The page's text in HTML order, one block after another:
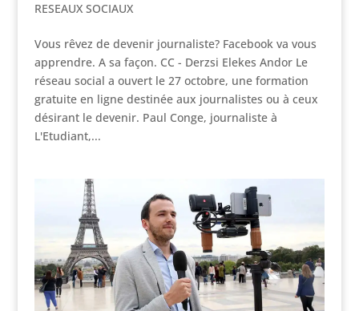
RESEAUX SOCIAUX
Vous rêvez de devenir journaliste? Facebook va vous
apprendre. A sa façon. CC - Derzsi Elekes Andor Le
réseau social a ouvert le 27 octobre, une formation
gratuite en ligne destinée aux journalistes ou à ceux
désirant le devenir. Paul Conge, journaliste à
L'Etudiant,...